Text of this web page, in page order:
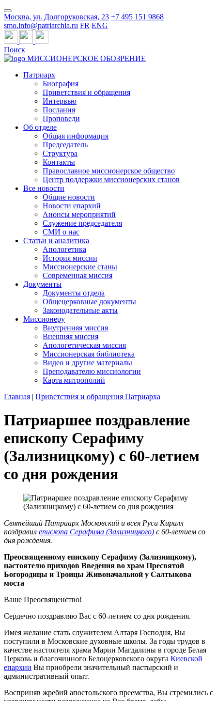
Москва, ул. Долгоруковская, 23 +7 495 151 9868
smo.info@patriarchia.ru FR ENG
Поиск
МИССИОНЕРСКОЕ ОБОЗРЕНИЕ
Патриарх
Биография
Приветствия и обращения
Интервью
Послания
Проповеди
Об отделе
Общая информация
Председатель
Структура
Контакты
Православное миссионерское общество
Центр поддержки миссионерских станов
Все новости
Общие новости
Новости епархий
Анонсы мероприятий
Служение председателя
СМИ о нас
Статьи и аналитика
Апологетика
История миссии
Миссионерские станы
Современная миссия
Документы
Документы отдела
Общецерковные документы
Законодательные акты
Миссионеру
Внутренняя миссия
Внешняя миссия
Апологетическая миссия
Миссионерская библиотека
Видео и другие материалы
Преподавателю миссиологии
Карта митрополий
Главная | Приветствия и обращения Патриарха
Патриаршее поздравление
епископу Серафиму
(Зализницкому) с 60-летием
со дня рождения
Святейший Патриарх Московский и всея Руси Кирилл
поздравил епископа Серафима (Зализницкого) с 60-летием со
дня рождения.
Преосвященному епископу Серафиму (Зализницкому),
настоятелю приходов Введения во храм Пресвятой
Богородицы и Троицы Живоначальной у Салтыкова
моста
Ваше Преосвященство!
Сердечно поздравляю Вас с 60-летием со дня рождения.
Имея желание стать служителем Алтаря Господня, Вы
поступили в Московские духовные школы. За годы трудов в
качестве настоятеля храма Марии Магдалины в городе Белая
Церковь и благочинного Белоцерковского округа Киевской
епархии Вы приобрели значительный пастырский и
административный опыт.
Восприняв жребий апостольского преемства, Вы стремились с